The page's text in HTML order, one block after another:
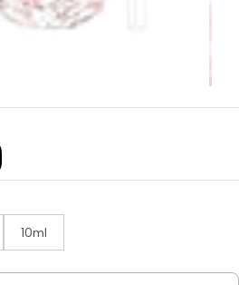
10ml